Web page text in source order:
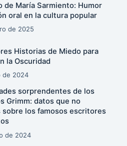
de María Sarmiento: Humor
oral en la cultura popular
de 2025
Historias de Miedo para
la Oscuridad
de 2024
sorprendentes de los
Grimm: datos que no
sobre los famosos escritores
de 2024